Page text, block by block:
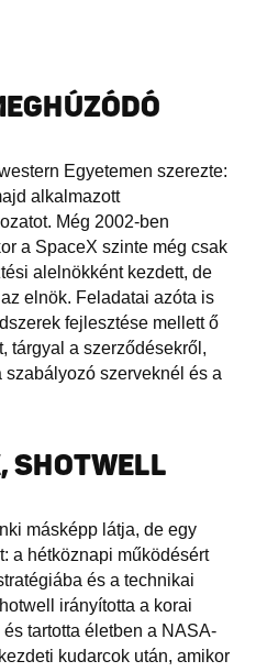
Egyetemen szerezte:
alkalmazott
Még 2002-ben
a SpaceX szinte még csak
alelnökként kezdett, de
elnök. Feladatai azóta is
fejlesztése mellett ő
tárgyal a szerződésekről,
szerveknél és a
SHOTWELL
másképp látja, de egy
a hétköznapi működésért
és a technikai
irányította a korai
tartotta életben a NASA-
kudarcok után, amikor